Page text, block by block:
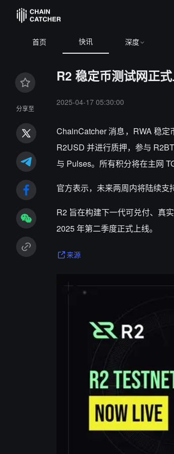
首页 快讯 深度
+0.21% ETH -0.04%
分享至
R2 稳定币测试网正
2025-04-17 05:30:00
ChainCatcher 消息，RWA 稳
R2USD 并进行质押，参与
与 Pulses。所有积分将在主网
官方表示，未来两周内将陆续支
R2 旨在构建下一代可兑付、真
2025 年第二季度正式上线。
来源